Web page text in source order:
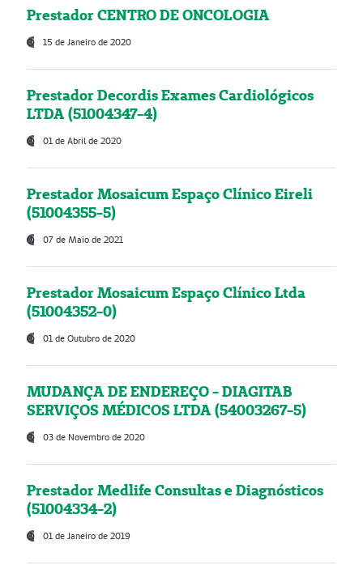
Prestador CENTRO DE ONCOLOGIA
15 de Janeiro de 2020
Prestador Decordis Exames Cardiológicos
LTDA (51004347-4)
01 de Abril de 2020
Prestador Mosaicum Espaço Clínico Eireli
(51004355-5)
07 de Maio de 2021
Prestador Mosaicum Espaço Clínico Ltda
(51004352-0)
01 de Outubro de 2020
MUDANÇA DE ENDEREÇO - DIAGITAB
SERVIÇOS MÉDICOS LTDA (54003267-5)
03 de Novembro de 2020
Prestador Medlife Consultas e Diagnósticos
(51004334-2)
01 de Janeiro de 2019